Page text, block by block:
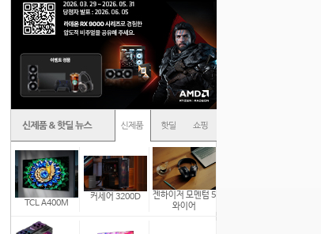
TCL A400M
커세어 3200D
젠하이저 모멘텀 5
와이어